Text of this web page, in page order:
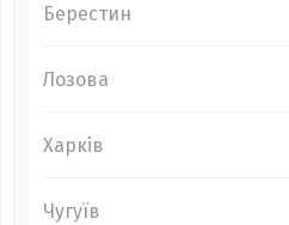
Берестин
Лозова
Харків
Чугуїв